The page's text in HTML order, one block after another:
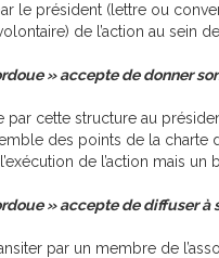
le président (lettre ou
de l’action au sein
» accepte de donner
par cette structure au
des points de la
de l’action mais
» accepte de diffuser à
par un membre de